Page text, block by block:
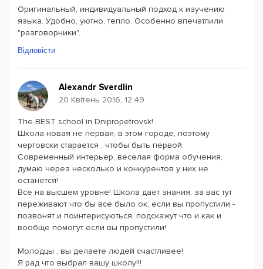
Оригинальный, индивидуальный подход к изучению
языка. Удобно, уютно, тепло. Особенно впечатлили
"разговорники".
Відповісти
Alexandr Sverdlin
20 Квітень 2016, 12:49
The BEST school in Dnipropetrovsk!
Школа новая не первая, в этом городе, поэтому
чертовски старается , чтобы быть первой.
Cовременный интерьер, веселая форма обучения,
думаю через несколько и конкурентов у них не
останется!
Все на высшем уровне! Школа дает знания, за вас тут
переживают что бы все было ок, если вы пропустили -
позвонят и поинтерисуються, подскажут что и как и
вообще помогут если вы пропустили!
Молодцы , вы делаете людей счастливее!
Я рад что выбрал вашу школу!!!